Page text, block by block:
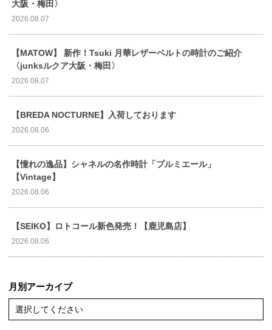
大阪・梅田〉
2026.08.07
【MATOW】 新作！Tsuki 月華レザーベルトの時計のご紹介
〈junksルクア大阪・梅田〉
2026.08.07
【BREDA NOCTURNE】入荷しております
2026.08.06
【憧れの逸品】シャネルの名作時計「プルミエール」
【Vintage】
2026.08.06
【SEIKO】ロトコール新色発売！【鹿児島店】
2026.08.06
月別アーカイブ
選択してください